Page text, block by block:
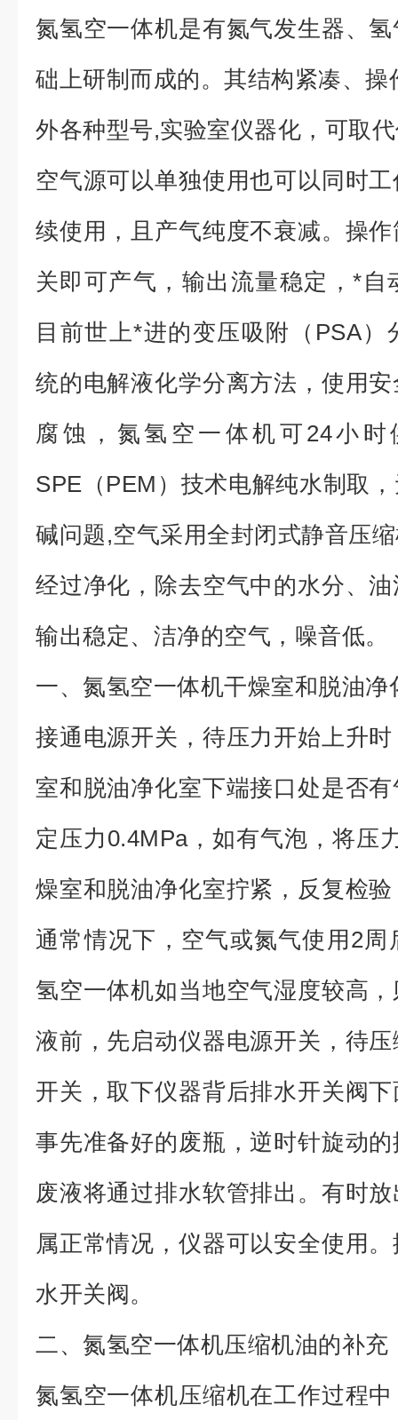
氮氢空一体机是有氮气发生器、
础上研制而成的。其结构紧凑、
外各种型号,实验室仪器化，可取
空气源可以单独使用也可以同时
续使用，且产气纯度不衰减。操
关即可产气，输出流量稳定，*自
目前世上*进的变压吸附（PSA
统的电解液化学分离方法，使用
腐蚀，氮氢空一体机可24小
SPE（PEM）技术电解纯水制取
碱问题,空气采用全封闭式静音压
经过净化，除去空气中的水分、
输出稳定、洁净的空气，噪音低。
一、氮氢空一体机干燥室和脱油
接通电源开关，待压力开始上升
室和脱油净化室下端接口处是否
定压力0.4MPa，如有气泡，将压
燥室和脱油净化室拧紧，反复检
通常情况下，空气或氮气使用2
氢空一体机如当地空气湿度较高
液前，先启动仪器电源开关，待
开关，取下仪器背后排水开关阀
事先准备好的废瓶，逆时针旋动
废液将通过排水软管排出。有时
属正常情况，仪器可以安全使用
水开关阀。
二、氮氢空一体机压缩机油的补充
氮氢空一体机压缩机在工作过程